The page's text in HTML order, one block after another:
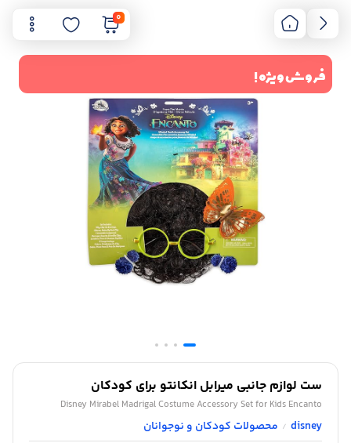
0
فروش ویژه !
ست لوازم جانبی میرابل انکانتو برای کودکان
Disney Mirabel Madrigal Costume Accessory Set for Kids Encanto
disney
/ محصولات کودکان و نوجوانان